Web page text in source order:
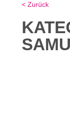
< Zurück